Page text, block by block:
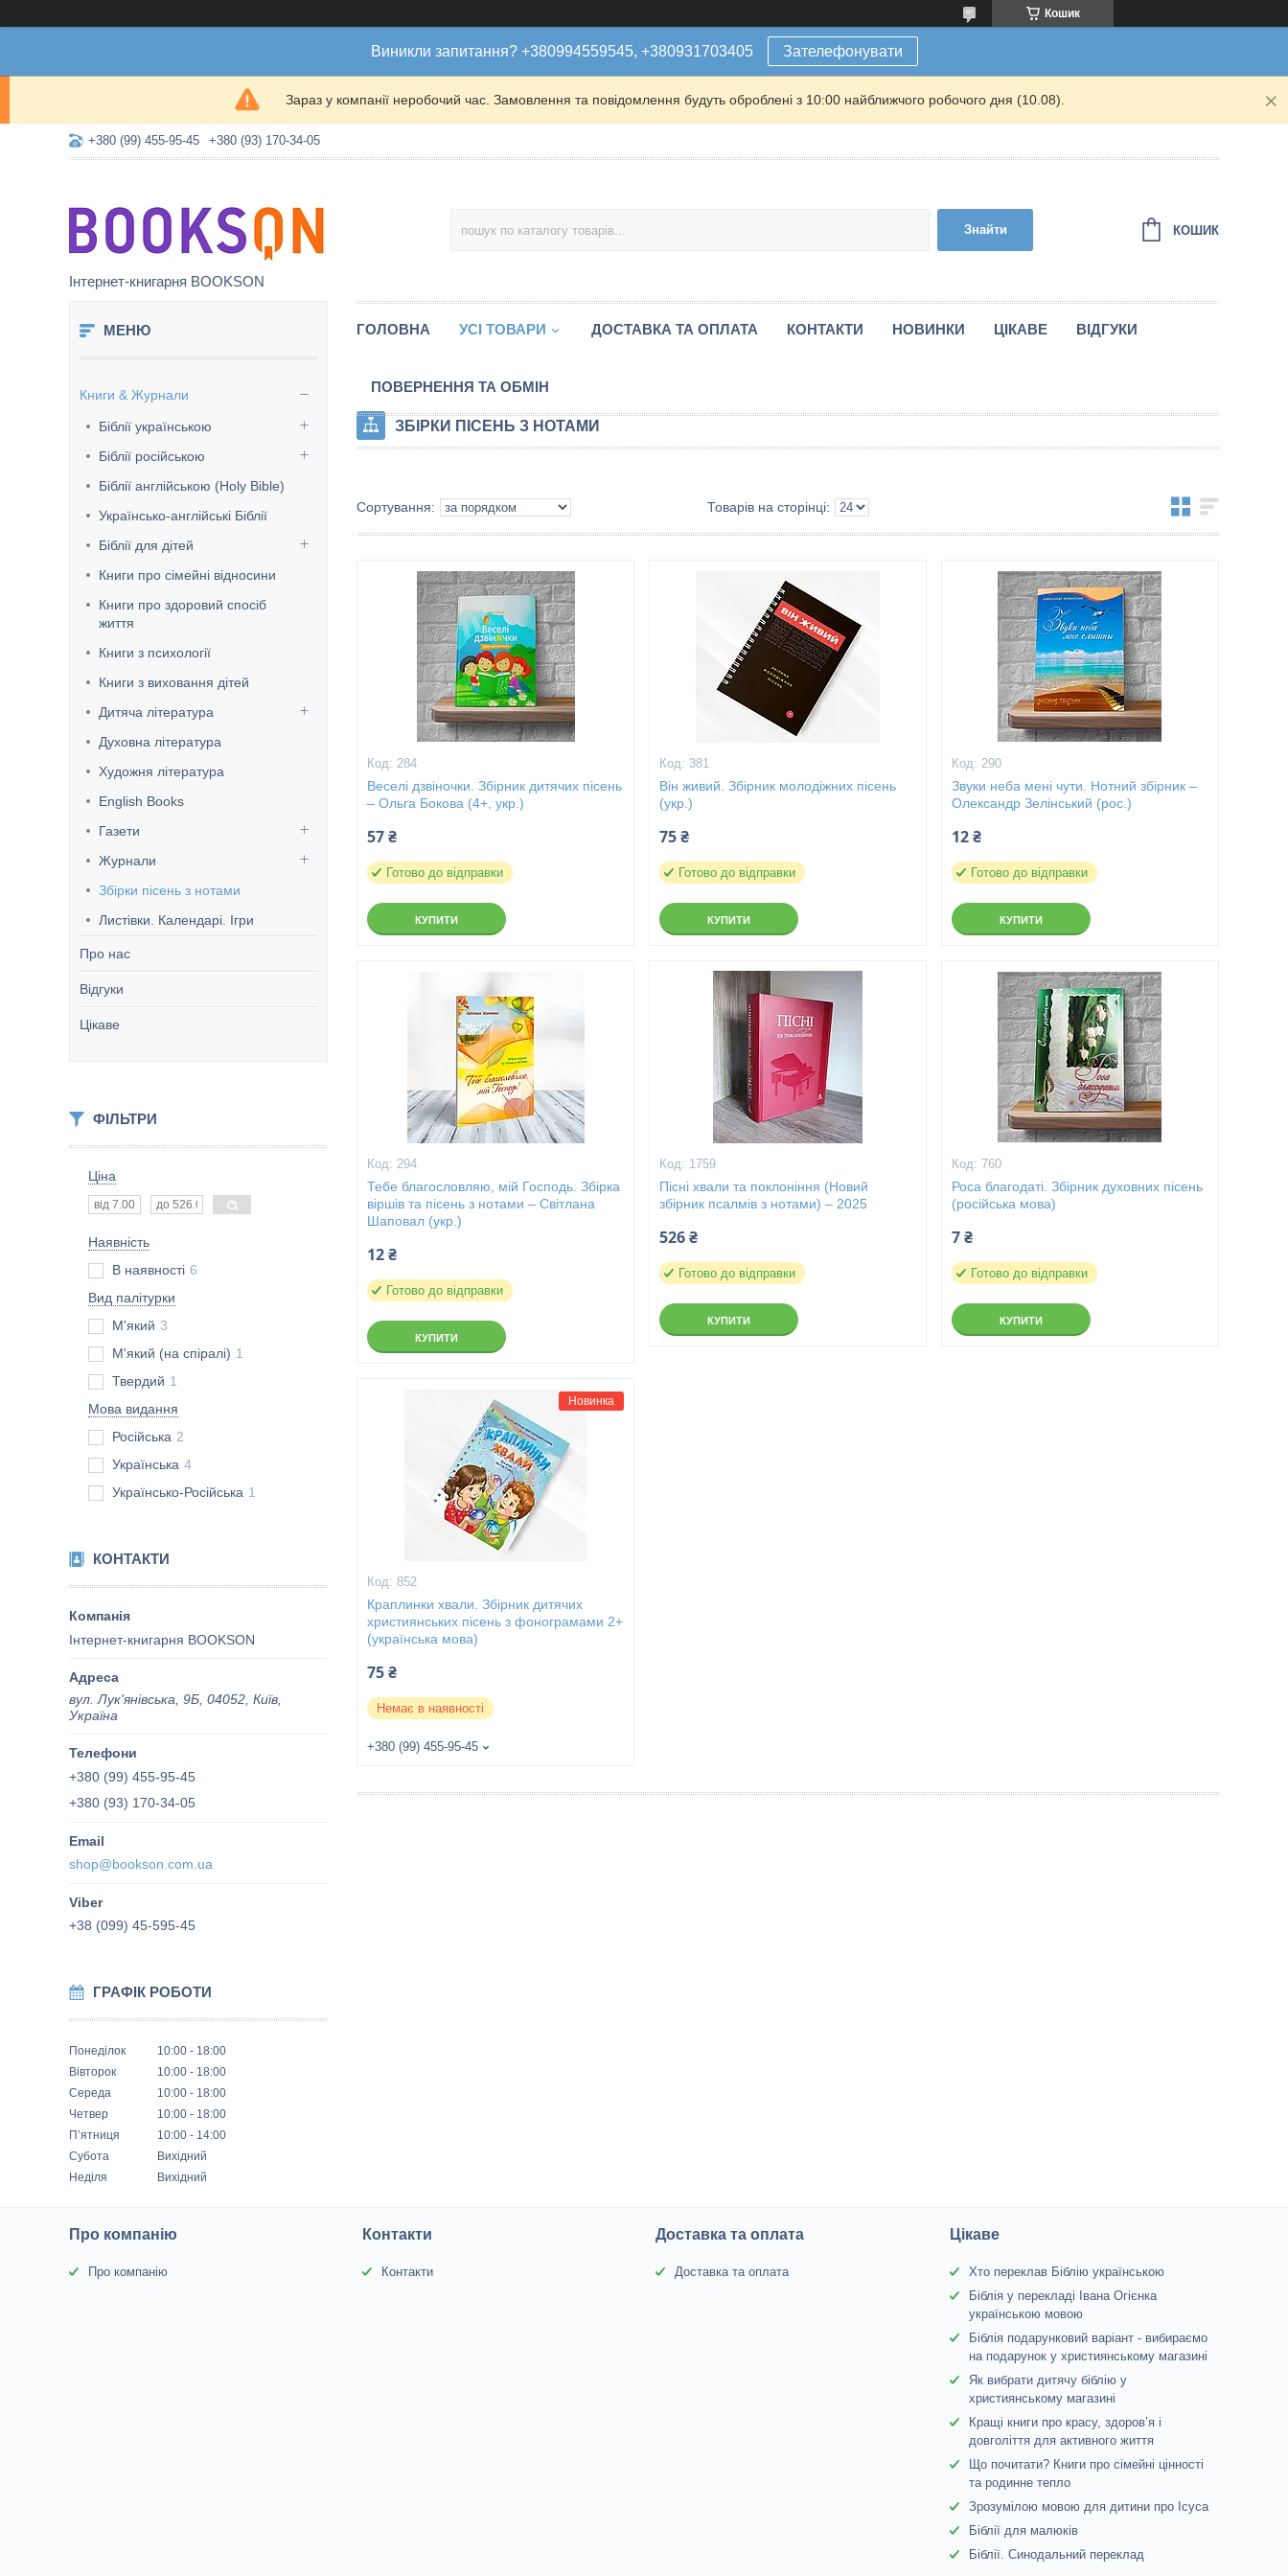
Кошик
Виникли запитання? +380994559545, +380931703405 Зателефонувати
Зараз у компанії неробочий час. Замовлення та повідомлення будуть оброблені з 10:00 найближчого робочого дня (10.08).
+380 (99) 455-95-45 +380 (93) 170-34-05
Інтернет-книгарня BOOKSON
Знайти КОШИК
Книги & Журнали
Біблії українською
Біблії російською
Біблії англійською (Holy Bible)
Українсько-англійські Біблії
Біблії для дітей
Книги про сімейні відносини
Книги про здоровий спосіб
життя
Книги з психології
Книги з виховання дітей
Дитяча література
Духовна література
Художня література
English Books
Газети
Журнали
Збірки пісень з нотами
Листівки. Календарі. Ігри
Про нас
Відгуки
Цікаве
ФІЛЬТРИ
Ціна
Наявність
В наявності 6
Вид палітурки
М'який 3
М'який (на спіралі) 1
Твердий 1
Мова видання
Російська 2
Українська 4
Українсько-Російська 1
КОНТАКТИ
Інтернет-книгарня BOOKSON
вул. Лук'янівська, 9Б, 04052, Київ,
Україна
+380 (99) 455-95-45
+380 (93) 170-34-05
shop@bookson.com.ua
+38 (099) 45-595-45
ГРАФІК РОБОТИ
Понеділок 10:00
18:00
Вівторок
10:00
18:00
Середа
10:00
18:00
Четвер
10:00
18:00
Пʼятниця
10:00
14:00
Субота
Вихідний
Неділя
Вихідний
ГОЛОВНА УСІ ТОВАРИ ДОСТАВКА ТА ОПЛАТА КОНТАКТИ НОВИНКИ ЦІКАВЕ ВІДГУКИ
ПОВЕРНЕННЯ ТА ОБМІН
ЗБІРКИ ПІСЕНЬ З НОТАМИ
284
Веселі дзвіночки. Збірник дитячих пісень
– Ольга Бокова (4+, укр.)
57 ₴
Готово до відправки
КУПИТИ
381
Він живий. Збірник молодіжних пісень
(укр.)
75 ₴
Готово до відправки
КУПИТИ
290
Звуки неба мені чути. Нотний збірник –
Олександр Зелінський (рос.)
12 ₴
Готово до відправки
КУПИТИ
294
Тебе благословляю, мій Господь. Збірка
віршів та пісень з нотами – Світлана
Шаповал (укр.)
12 ₴
Готово до відправки
КУПИТИ
1759
Пісні хвали та поклоніння (Новий
збірник псалмів з нотами) – 2025
526 ₴
Готово до відправки
КУПИТИ
760
Роса благодаті. Збірник духовних пісень
(російська мова)
7 ₴
Готово до відправки
КУПИТИ
Новинка
852
Краплинки хвали. Збірник дитячих
християнських пісень з фонограмами 2+
(українська мова)
75 ₴
Немає в наявності
+380 (99) 455-95-45
Про компанію
Про компанію
Контакти
Контакти
Доставка та оплата
Доставка та оплата
Цікаве
Хто переклав Біблію українською
Біблія у перекладі Івана Огієнка
українською мовою
Біблія подарунковий варіант - вибираємо
на подарунок у християнському магазині
Як вибрати дитячу біблію у
християнському магазині
Кращі книги про красу, здоров’я і
довголіття для активного життя
Що почитати? Книги про сімейні цінності
та родинне тепло
Зрозумілою мовою для дитини про Ісуса
Біблії для малюків
Біблії. Синодальний переклад